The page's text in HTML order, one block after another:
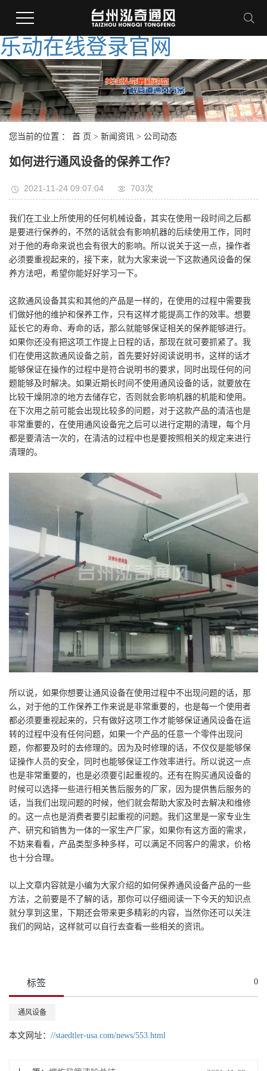
乐动在线登录官网
您当前的位置 ： 首 页 > 新闻资讯 > 公司动态
如何进行通风设备的保养工作？
2021-11-24 09:07:04 703次
我们在工业上所使用的任何机械设备，其实在使用一段时间之后都
是要进行保养的，不然的话就会有影响机器的后续使用工作，同时
对于他的寿命来说也会有很大的影响。所以说关于这一点，操作者
必须要重视起来的，接下来，就为大家来说一下这款通风设备的保
养方法吧，希望你能好好学习一下。
这款通风设备其实和其他的产品是一样的，在使用的过程中需要我
们做好他的维护和保养工作，只有这样才能提高工作的效率。想要
延长它的寿命、寿命的话，那么就能够保证相关的保养能够进行。
如果你还没有把这项工作提上日程的话，那现在就可要抓紧了。我
们在使用这款通风设备之前，首先要好好阅读说明书，这样的话才
能够保证在操作的过程中是符合说明书的要求，同时出现任何的问
题能够及时解决。如果近期长时间不使用通风设备的话，就要放在
比较干燥阴凉的地方去储存它，否则就会影响机器的机能和使用。
在下次用之前可能会出现比较多的问题，对于这款产品的清洁也是
非常重要的，在使用通风设备完之后可以进行定期的清理，每个月
都是要清洁一次的，在清洁的过程中也是要按照相关的规定来进行
清理的。
所以说，如果你想要让通风设备在使用过程中不出现问题的话，那
么，对于他的工作保养工作来说是非常重要的，也是每一个使用者
都必须要重视起来的，只有做好这项工作才能够保证通风设备在运
转的过程中没有任何问题，如果一个产品的任意一个零件出现问
题，你都要及时的去修理的。因为及时修理的话，不仅仅是能够保
证操作人员的安全，同时也能够保证工作效率进行。所以说这一点
也是非常重要的，也是必须要引起重视的。还有在购买通风设备的
时候可以选择一些进行相关售后服务的厂家，因为提供售后服务的
话，当我们出现问题的时候，他们就会帮助大家及时去解决和维修
的。这一点也是消费者要引起重视的问题。我们这里是一家专业生
产、研究和销售为一体的一家生产厂家，如果你有这方面的需求，
不妨来看看，产品类型多种多样，可以满足不同客户的需求，价格
也十分合理。
以上文章内容就是小编为大家介绍的如何保养通风设备产品的一些
方法，之前要是不了解的话，那你可以仔细阅读一下今天的知识点
就分享到这里，下期还会带来更多精彩的内容，当然你还可以关注
我们的网站，这样就可以自行去查看一些相关的资讯。
标签 0
通风设备
本文网址： //staedtler-usa.com/news/553.html